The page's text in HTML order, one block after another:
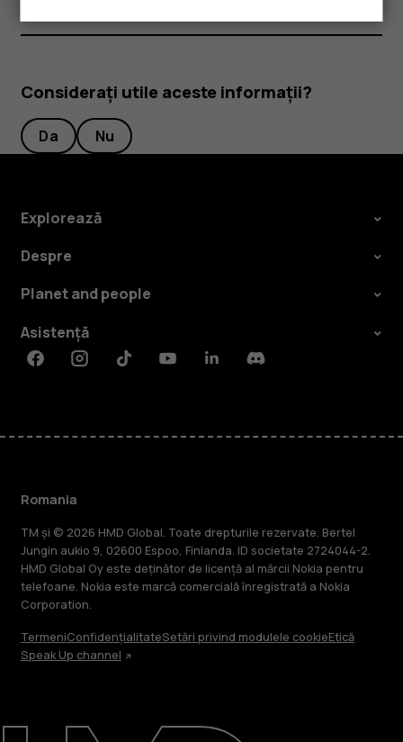
Despre
Considerați utile aceste informații?
Da Nu
Explorează
Despre
Planet and people
Asistență
FacebookInstagramTiktokYoutubeLinkedinDiscord
Romania
TM și © 2026 HMD Global. Toate drepturile rezervate. Bertel
Jungin aukio 9, 02600 Espoo, Finlanda. ID societate 2724044-2.
HMD Global Oy este deținător de licență al mărcii Nokia pentru
telefoane. Nokia este marcă comercială înregistrată a Nokia
Corporation.
TermeniConfidențialitateSetări privind modulele cookieEtică
Speak Up channel